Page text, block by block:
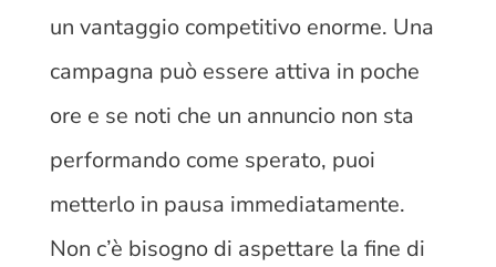
un vantaggio competitivo enorme. Una
campagna può essere attiva in poche
ore e se noti che un annuncio non sta
performando come sperato, puoi
metterlo in pausa immediatamente.
Non c’è bisogno di aspettare la fine di